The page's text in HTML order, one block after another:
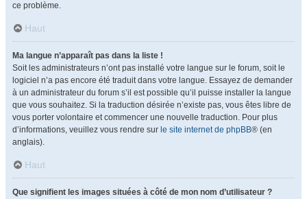
ce problème.
Haut
Ma langue n’apparaît pas dans la liste !
Soit les administrateurs n’ont pas installé votre langue sur le forum, soit le
logiciel n’a pas encore été traduit dans votre langue. Essayez de demander
à un administrateur du forum s’il est possible qu’il puisse installer la langue
que vous souhaitez. Si la traduction désirée n’existe pas, vous êtes libre de
vous porter volontaire et commencer une nouvelle traduction. Pour plus
d’informations, veuillez vous rendre sur le site internet de phpBB® (en
anglais).
Haut
Que signifient les images situées à côté de mon nom d’utilisateur ?